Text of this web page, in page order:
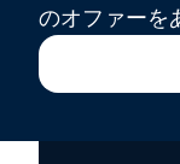
のオファーを